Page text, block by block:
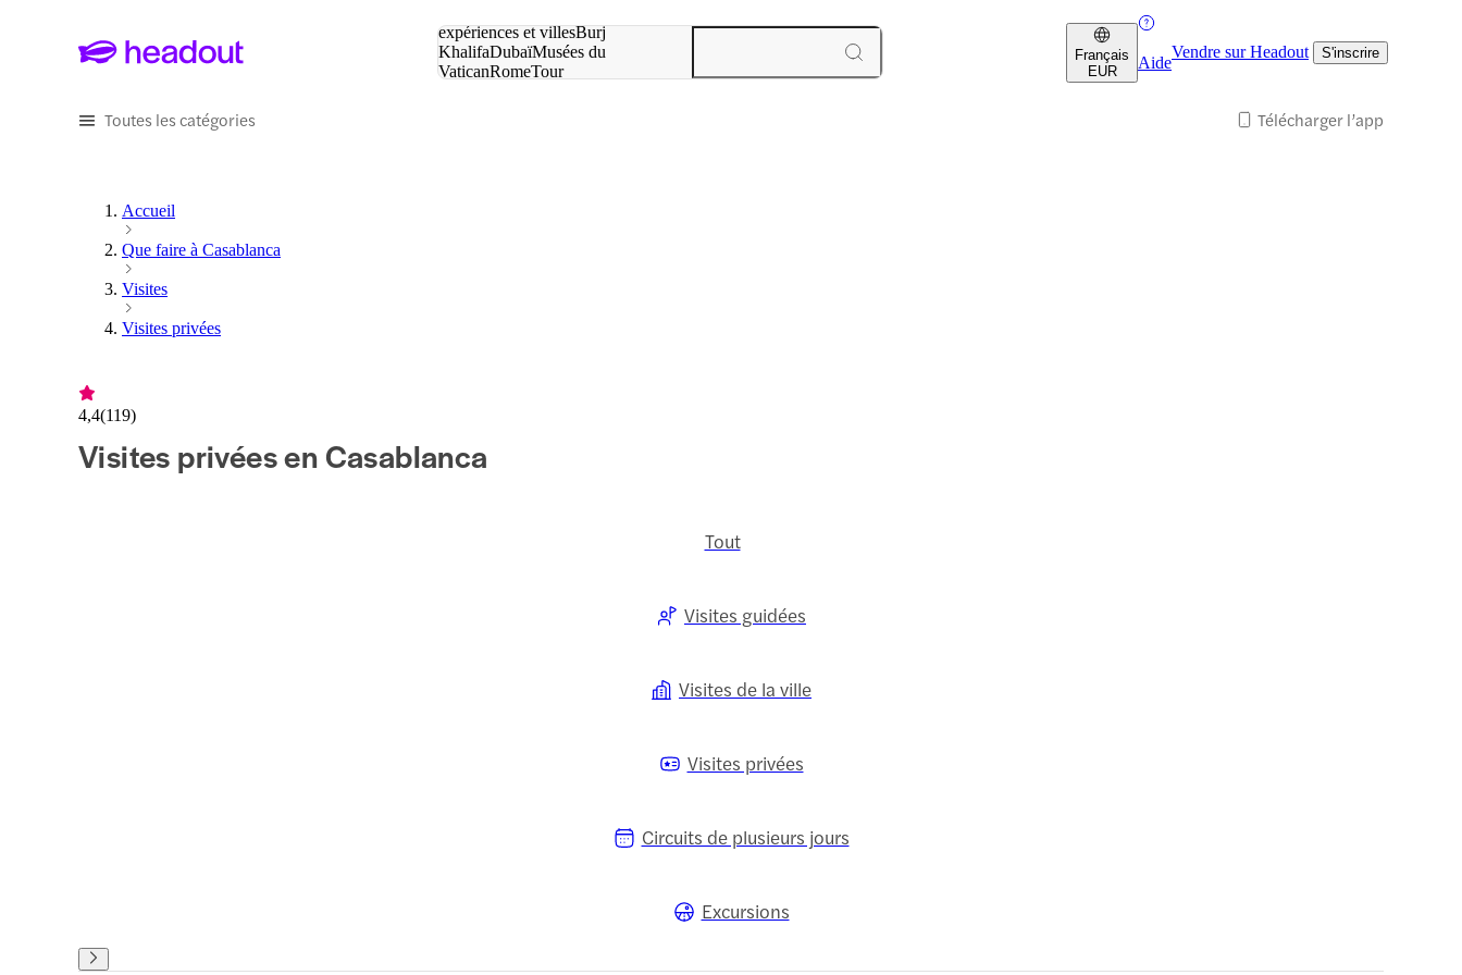
expériences et villesBurj
KhalifaDubaïMusées du
VaticanRomeTour
Français
EUR
Aide
Vendre sur Headout S'inscrire
Toutes les catégories Télécharger l’app
Accueil
Que faire à Casablanca
Visites
Visites privées
4,4(119)
Visites privées en Casablanca
Tout
Visites guidées
Visites de la ville
Visites privées
Circuits de plusieurs jours
Excursions